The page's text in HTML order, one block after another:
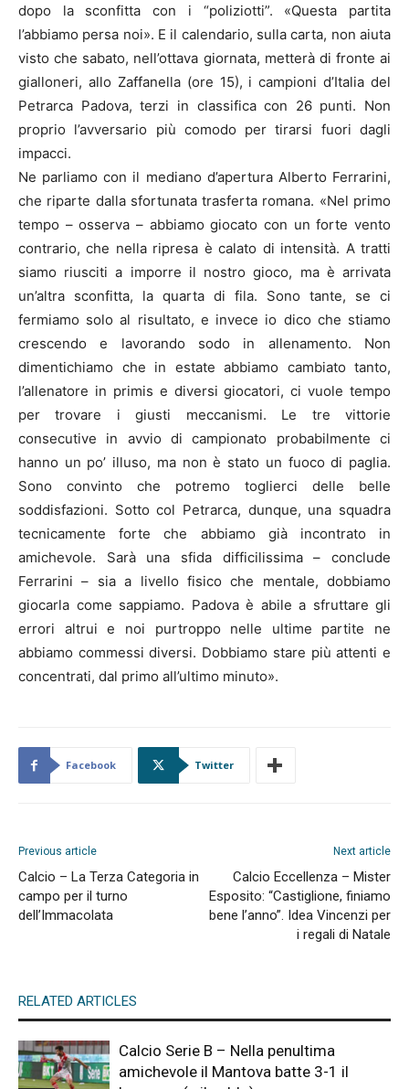
dopo la sconfitta con i “poliziotti”. «Questa partita
l’abbiamo persa noi». E il calendario, sulla carta, non aiuta
visto che sabato, nell’ottava giornata, metterà di fronte ai
gialloneri, allo Zaffanella (ore 15), i campioni d’Italia del
Petrarca Padova, terzi in classifica con 26 punti. Non
proprio l’avversario più comodo per tirarsi fuori dagli
impacci.
Ne parliamo con il mediano d’apertura Alberto Ferrarini,
che riparte dalla sfortunata trasferta romana. «Nel primo
tempo – osserva – abbiamo giocato con un forte vento
contrario, che nella ripresa è calato di intensità. A tratti
siamo riusciti a imporre il nostro gioco, ma è arrivata
un’altra sconfitta, la quarta di fila. Sono tante, se ci
fermiamo solo al risultato, e invece io dico che stiamo
crescendo e lavorando sodo in allenamento. Non
dimentichiamo che in estate abbiamo cambiato tanto,
l’allenatore in primis e diversi giocatori, ci vuole tempo
per trovare i giusti meccanismi. Le tre vittorie
consecutive in avvio di campionato probabilmente ci
hanno un po’ illuso, ma non è stato un fuoco di paglia.
Sono convinto che potremo toglierci delle belle
soddisfazioni. Sotto col Petrarca, dunque, una squadra
tecnicamente forte che abbiamo già incontrato in
amichevole. Sarà una sfida difficilissima – conclude
Ferrarini – sia a livello fisico che mentale, dobbiamo
giocarla come sappiamo. Padova è abile a sfruttare gli
errori altrui e noi purtroppo nelle ultime partite ne
abbiamo commessi diversi. Dobbiamo stare più attenti e
concentrati, dal primo all’ultimo minuto».
Facebook Twitter
Previous article
Calcio – La Terza Categoria in
campo per il turno
dell’Immacolata
Next article
Calcio Eccellenza – Mister
Esposito: “Castiglione, finiamo
bene l’anno”. Idea Vincenzi per
i regali di Natale
RELATED ARTICLES
Calcio Serie B – Nella penultima
amichevole il Mantova batte 3-1 il